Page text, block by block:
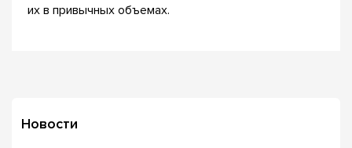
их в привычных объемах.
Новости